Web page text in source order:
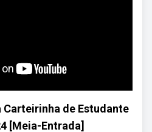
de Estudante
[Meia-Entrada]